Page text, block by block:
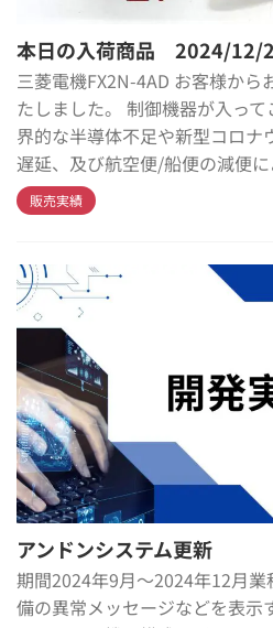
本日の入荷商品 2024/
三菱電機FX2N-4AD お客様から
たしました。 制御機器が入っ
界的な半導体不足や新型コロナ
遅延、及び航空便/船便の減便に
販売実績
アンドンシステム更新
期間2024年9月～2024年12月
備の異常メッセージなどを表示